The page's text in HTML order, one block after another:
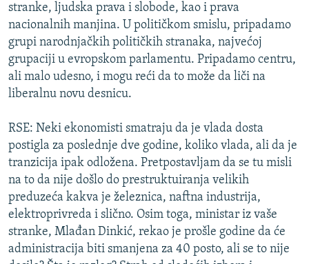
stranke, ljudska prava i slobode, kao i prava
nacionalnih manjina. U političkom smislu, pripadamo
grupi narodnjačkih političkih stranaka, najvećoj
grupaciji u evropskom parlamentu. Pripadamo centru,
ali malo udesno, i mogu reći da to može da liči na
liberalnu novu desnicu.
RSE: Neki ekonomisti smatraju da je vlada dosta
postigla za poslednje dve godine, koliko vlada, ali da je
tranzicija ipak odložena. Pretpostavljam da se tu misli
na to da nije došlo do prestruktuiranja velikih
preduzeća kakva je železnica, naftna industrija,
elektroprivreda i slično. Osim toga, ministar iz vaše
stranke, Mlađan Dinkić, rekao je prošle godine da će
administracija biti smanjena za 40 posto, ali se to nije